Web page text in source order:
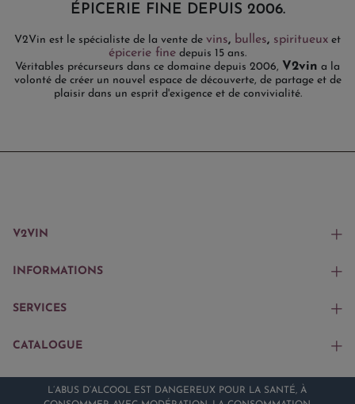
ÉPICERIE FINE DEPUIS 2006.
V2Vin est le spécialiste de la vente de vins, bulles, spiritueux et
épicerie fine depuis 15 ans.
Véritables précurseurs dans ce domaine depuis 2006, V2vin a la
volonté de créer un nouvel espace de découverte, de partage et de
plaisir dans un esprit d'exigence et de convivialité.
V2VIN
INFORMATIONS
SERVICES
CATALOGUE
L’ABUS D’ALCOOL EST DANGEREUX POUR LA SANTÉ, À